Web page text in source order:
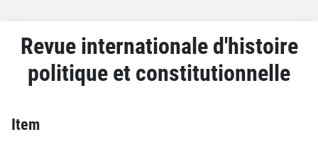
Revue internationale d'histoire
politique et constitutionnelle
Item